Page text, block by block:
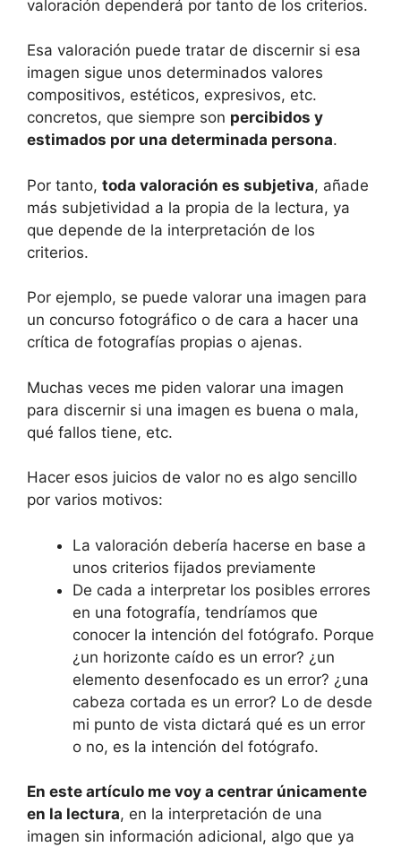
valoración dependerá por tanto de los criterios.
Esa valoración puede tratar de discernir si esa
imagen sigue unos determinados valores
compositivos, estéticos, expresivos, etc.
concretos, que siempre son percibidos y
estimados por una determinada persona.
Por tanto, toda valoración es subjetiva, añade
más subjetividad a la propia de la lectura, ya
que depende de la interpretación de los
criterios.
Por ejemplo, se puede valorar una imagen para
un concurso fotográfico o de cara a hacer una
crítica de fotografías propias o ajenas.
Muchas veces me piden valorar una imagen
para discernir si una imagen es buena o mala,
qué fallos tiene, etc.
Hacer esos juicios de valor no es algo sencillo
por varios motivos:
La valoración debería hacerse en base a
unos criterios fijados previamente
De cada a interpretar los posibles errores
en una fotografía, tendríamos que
conocer la intención del fotógrafo. Porque
¿un horizonte caído es un error? ¿un
elemento desenfocado es un error? ¿una
cabeza cortada es un error? Lo de desde
mi punto de vista dictará qué es un error
o no, es la intención del fotógrafo.
En este artículo me voy a centrar únicamente
en la lectura, en la interpretación de una
imagen sin información adicional, algo que ya